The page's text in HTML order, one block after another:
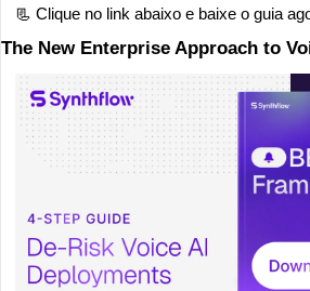
📃 Clique no link abaixo e baixe o guia
The New Enterprise Approach to